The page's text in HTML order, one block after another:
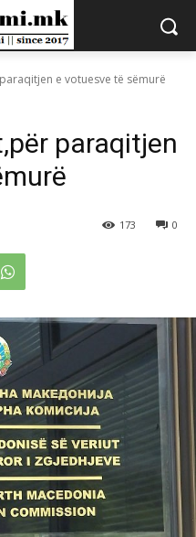
e votuesve të sëmurë
paraqitjen
0
173